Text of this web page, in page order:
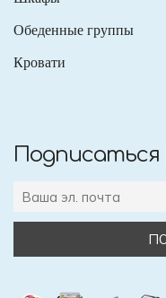
Обеденные группы
Кровати
Подписаться